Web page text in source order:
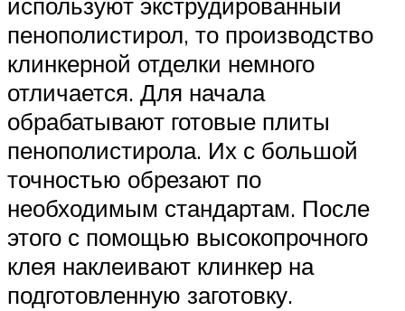
пенополистирол, то производство
клинкерной отделки немного
отличается. Для начала
обрабатывают готовые плиты
пенополистирола. Их с большой
точностью обрезают по
необходимым стандартам. После
этого с помощью высокопрочного
клея наклеивают клинкер на
подготовленную заготовку.